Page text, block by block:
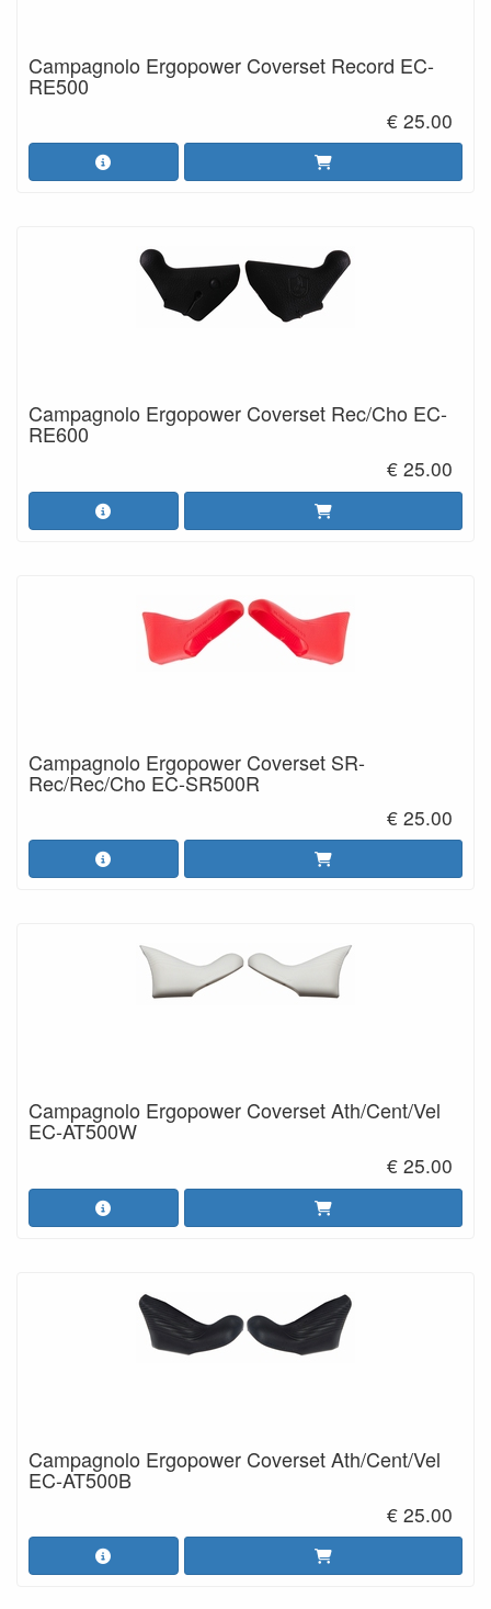
Campagnolo Ergopower Coverset Record EC-
RE500
€ 25.00
Campagnolo Ergopower Coverset Rec/Cho EC-
RE600
€ 25.00
Campagnolo Ergopower Coverset SR-
Rec/Rec/Cho EC-SR500R
€ 25.00
Campagnolo Ergopower Coverset Ath/Cent/Vel
EC-AT500W
€ 25.00
Campagnolo Ergopower Coverset Ath/Cent/Vel
EC-AT500B
€ 25.00